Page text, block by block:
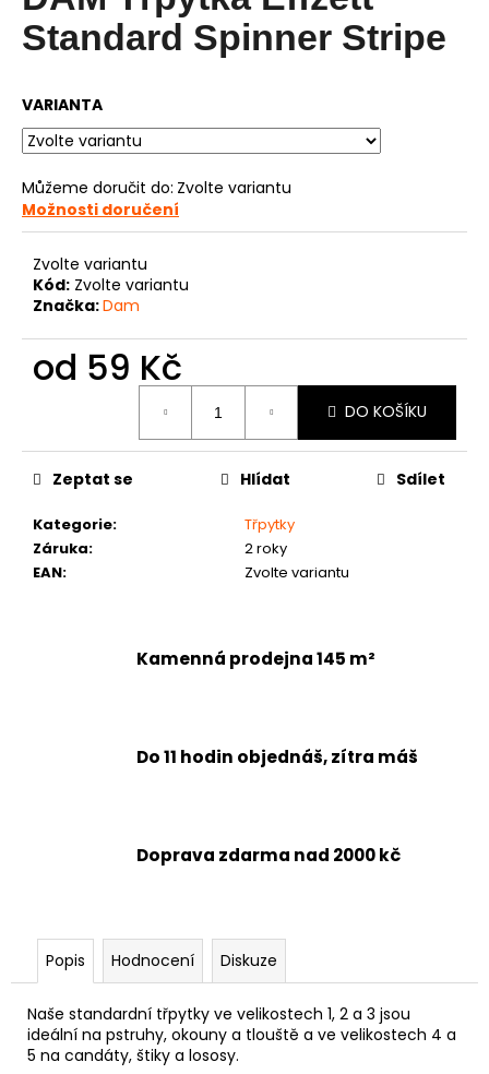
0,0
z
Standard Spinner Stripe
VARIANTA
Můžeme doručit do: Zvolte variantu
Možnosti doručení
Zvolte variantu
Kód: Zvolte variantu
Značka:Dam
od 59 Kč
DO KOŠÍKU
Kategorie:
Třpytky
Záruka:
2 roky
EAN: Zvolte variantu
Zeptat se Hlídat Sdílet
Kamenná prodejna 145 m²
Do 11 hodin objednáš, zítra máš
Doprava zdarma nad 2000 kč
Popis Hodnocení Diskuze
Naše standardní třpytky ve velikostech 1, 2 a 3 jsou
ideální na pstruhy, okouny a tlouště a ve velikostech 4 a
5 na candáty, štiky a lososy.
a
j
t
?
o
u
u